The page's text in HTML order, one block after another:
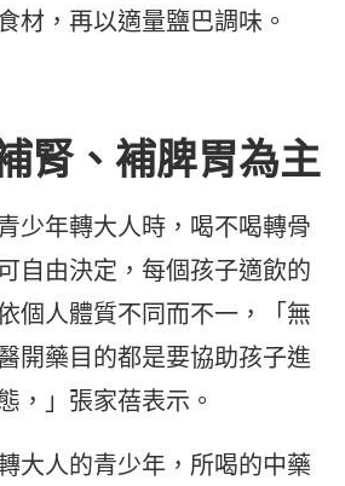
材，再以適量鹽巴調味。
腎、補脾胃為主
少年轉大人時，喝不喝轉骨
自由決定，每個孩子適飲的
個人體質不同而不一，「無
開藥目的都是要協助孩子進
，」張家蓓表示。
大人的青少年，所喝的中藥